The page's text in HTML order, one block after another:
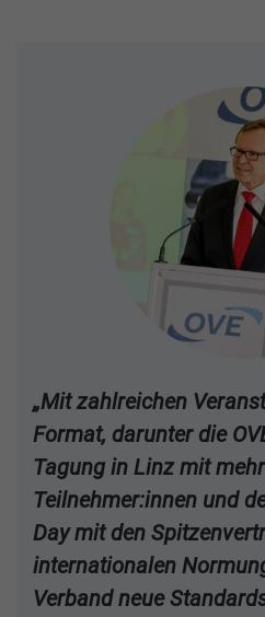
„Mit zahlreichen
Format, darunter die
Tagung in Linz mit
Teilnehmer:innen und
Day mit den
internationalen
Verband neue